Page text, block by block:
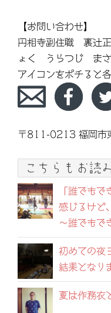
【お問い合わせ】
円相寺副住職 裏辻
ょく うらつじ まさ
アイコンをポチると
〒811-0213 福岡市
こちらもお読
「誰でも
感じるけど
～誰でもで
初めての夜
結果となり
夏は作務衣